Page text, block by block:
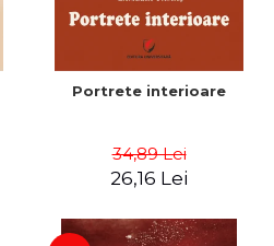
Portrete interioare
34,89 Lei
26,16 Lei